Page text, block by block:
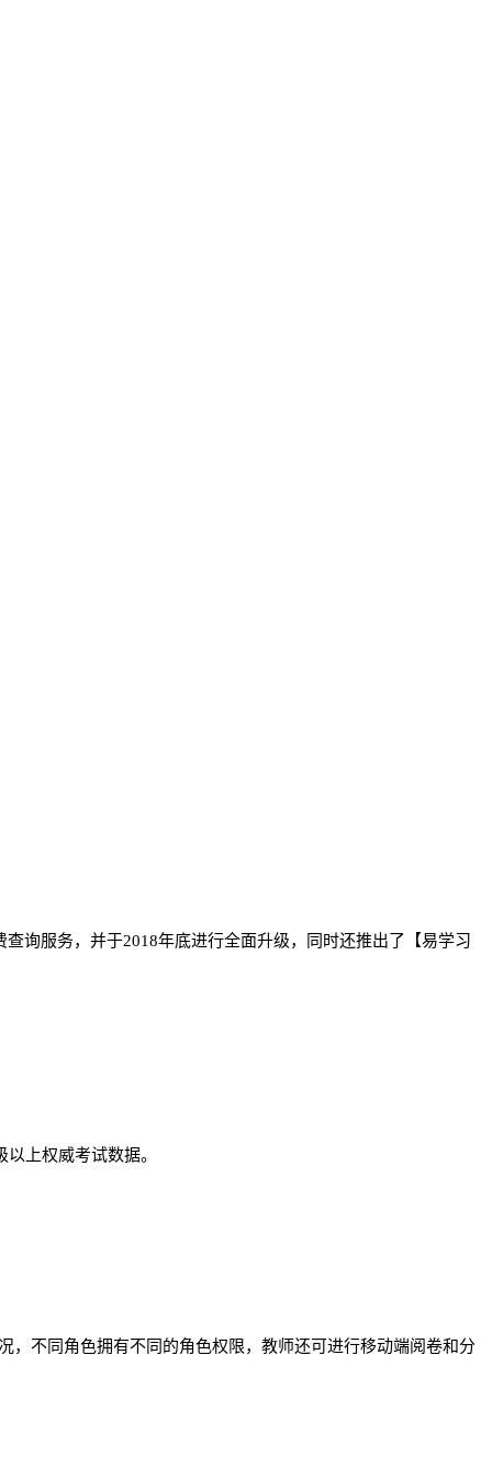
查询服务，并于2018年底进行全面升级，同时还推出了【易学习
上权威考试数据。
，不同角色拥有不同的角色权限，教师还可进行移动端阅卷和分